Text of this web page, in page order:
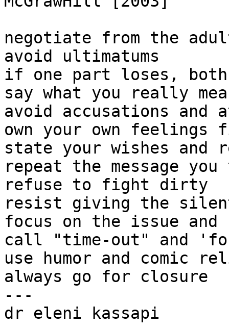
negοtiate from the
avoid ultimatums
if one part loses,
say what you really
avoid accusations and
own your own feelings
state your wishes and
repeat the message
refuse to fight dirty
resist giving the
focus on the issue
call "time-out" and
use humor and comic
always go for closure
---
dr eleni kassapi